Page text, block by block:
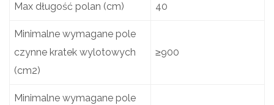
Max długość polan (cm) 40
Minimalne wymagane pole
czynne kratek wylotowych
(cm2)
≥900
Minimalne wymagane pole